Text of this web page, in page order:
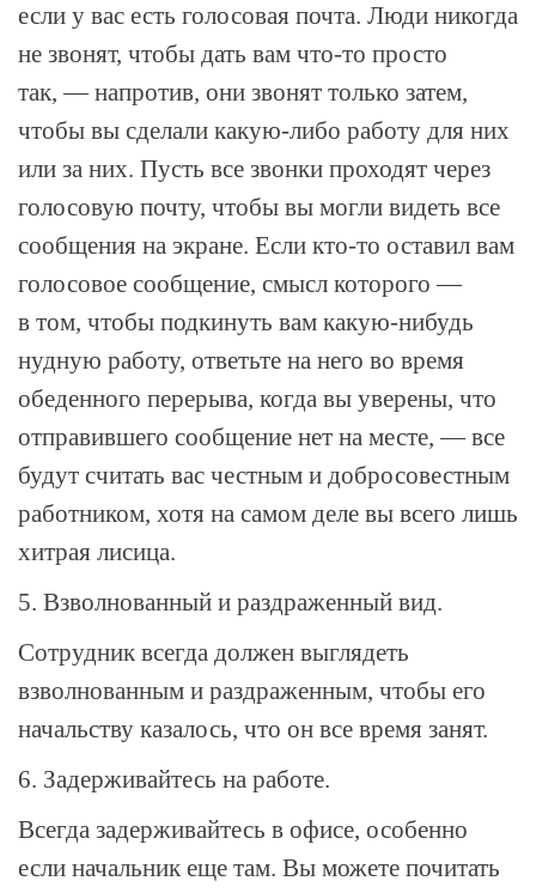
если у вас есть голосовая почта. Люди никогда
не звонят, чтобы дать вам что-то просто
так, — напротив, они звонят только затем,
чтобы вы сделали какую-либо работу для них
или за них. Пусть все звонки проходят через
голосовую почту, чтобы вы могли видеть все
сообщения на экране. Если кто-то оставил вам
голосовое сообщение, смысл которого —
в том, чтобы подкинуть вам какую-нибудь
нудную работу, ответьте на него во время
обеденного перерыва, когда вы уверены, что
отправившего сообщение нет на месте, — все
будут считать вас честным и добросовестным
работником, хотя на самом деле вы всего лишь
хитрая лисица.
5. Взволнованный и раздраженный вид.
Сотрудник всегда должен выглядеть
взволнованным и раздраженным, чтобы его
начальству казалось, что он все время занят.
6. Задерживайтесь на работе.
Всегда задерживайтесь в офисе, особенно
если начальник еще там. Вы можете почитать